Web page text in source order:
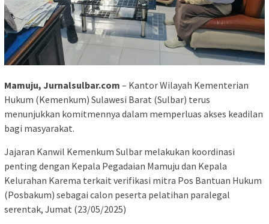
Mamuju, Jurnalsulbar.com – Kantor Wilayah Kementerian
Hukum (Kemenkum) Sulawesi Barat (Sulbar) terus
menunjukkan komitmennya dalam memperluas akses keadilan
bagi masyarakat.
Jajaran Kanwil Kemenkum Sulbar melakukan koordinasi
penting dengan Kepala Pegadaian Mamuju dan Kepala
Kelurahan Karema terkait verifikasi mitra Pos Bantuan Hukum
(Posbakum) sebagai calon peserta pelatihan paralegal
serentak, Jumat (23/05/2025)